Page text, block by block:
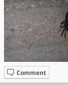
Comment